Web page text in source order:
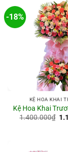
-18%
KỆ HOA KHAI
Kệ Hoa Khai
1.400.000₫